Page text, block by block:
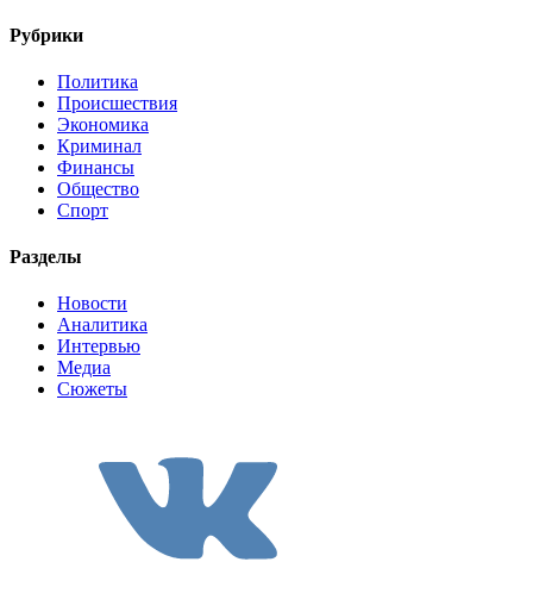
Рубрики
Политика
Происшествия
Экономика
Криминал
Финансы
Общество
Спорт
Разделы
Новости
Аналитика
Интервью
Медиа
Сюжеты